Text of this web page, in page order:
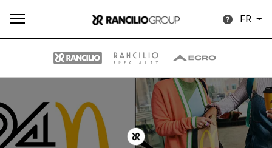
FR
Produits Nouvelles Télécharger
Plus
de